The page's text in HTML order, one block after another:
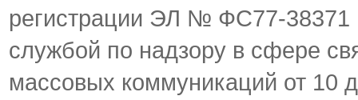
регистрации ЭЛ № ФС77-38371
службой по надзору в сфере
массовых коммуникаций от 10